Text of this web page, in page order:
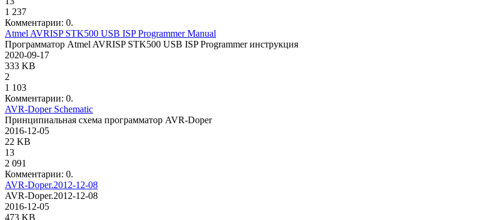
1 237
Комментарии: 0.
Atmel AVRISP STK500 USB ISP Programmer Manual
Программатор Atmel AVRISP STK500 USB ISP Programmer инструкция
2020-09-17
333 KB
2
1 103
Комментарии: 0.
AVR-Doper Schematic
Принципиальная схема программатор AVR-Doper
2016-12-05
22 KB
13
2 091
Комментарии: 0.
AVR-Doper.2012-12-08
AVR-Doper.2012-12-08
2016-12-05
473 KB